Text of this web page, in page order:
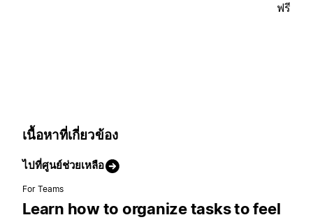
ฟรี
เนื้อหาที่เกี่ยวข้อง
ไปที่ศูนย์ช่วยเหลือ
For Teams
Learn how to organize tasks to feel